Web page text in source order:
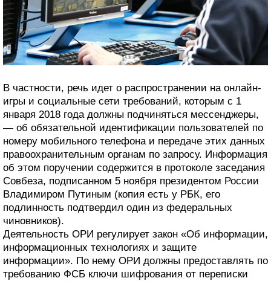
В частности, речь идет о распространении на онлайн-
игры и социальные сети требований, которым с 1
января 2018 года должны подчиняться мессенджеры,
— об обязательной идентификации пользователей по
номеру мобильного телефона и передаче этих данных
правоохранительным органам по запросу. Информация
об этом поручении содержится в протоколе заседания
Совбеза, подписанном 5 ноября президентом России
Владимиром Путиным (копия есть у РБК, его
подлинность подтвердил один из федеральных
чиновников).
Деятельность ОРИ регулирует закон «Об информации,
информационных технологиях и защите
информации». По нему ОРИ должны предоставлять по
требованию ФСБ ключи шифрования от переписки